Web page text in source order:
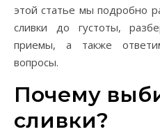
этой статье мы подробно
сливки до густоты,
приемы, а также
вопросы.
Почему
сливки?